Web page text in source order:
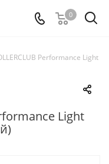
0
Performance Light
Light